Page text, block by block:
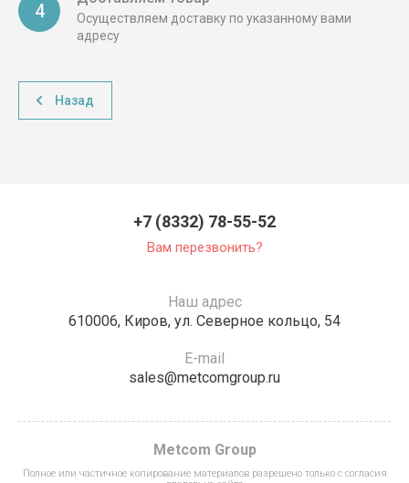
4
Осуществляем доставку по указанному вами
адресу
Назад
+7 (8332) 78-55-52
Вам перезвонить?
Наш адрес
610006, Киров, ул. Северное кольцо, 54
E-mail
sales@metcomgroup.ru
Metcom Group
Полное или частичное копирование материалов разрешено только с согласия